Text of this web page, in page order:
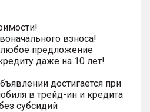
взноса!
предложение
даже на 10 лет!
достигается при
в трейд-ин и кредита
субсидий